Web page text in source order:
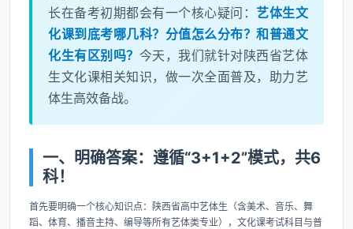
长在备考初期都会有一个核心疑问： 艺体生文
化课到底考哪几科？分值怎么分布？和普通文
化生有区别吗？ 今天，我们就针对陕西省艺体
生文化课相关知识，做一次全面普及，助力艺
体生高效备战。
一、明确答案：遵循“3+1+2”模式，共6
科！
首先要明确一个核心知识点：陕西省高中艺体生（含美术、音乐、舞
蹈、体育、播音主持、编导等所有艺体类专业），文化课考试科目与普